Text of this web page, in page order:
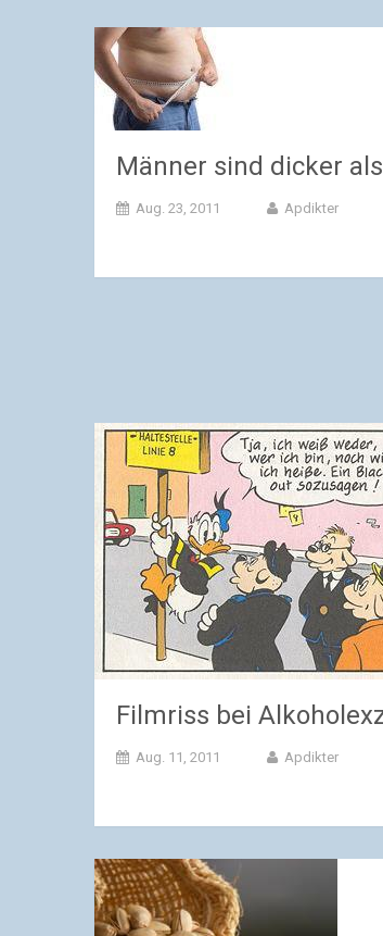
Männer sind dicker
Aug. 23, 2011 Apdikter
Filmriss bei
Aug. 11, 2011 Apdikter